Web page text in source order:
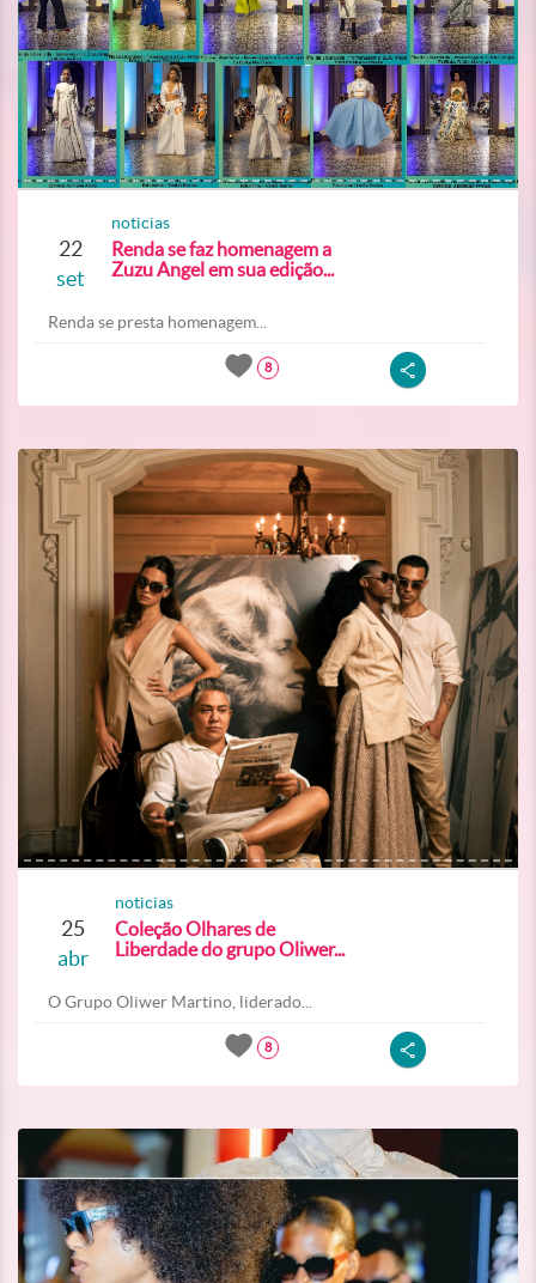
22
set
noticias
Renda se faz homenagem a
Zuzu Angel em sua edição...
Renda se presta homenagem...
8
25
abr
noticias
Coleção Olhares de
Liberdade do grupo Oliwer...
O Grupo Oliwer Martino, liderado...
8